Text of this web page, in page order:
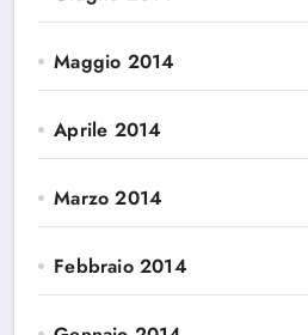
Maggio 2014
Aprile 2014
Marzo 2014
Febbraio 2014